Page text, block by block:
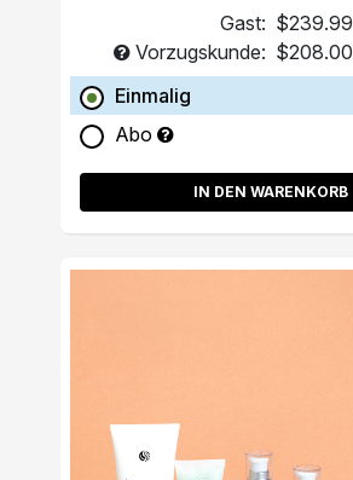
Gast: $239.99
Vorzugskunde: $208.00
Einmalig
Abo
IN DEN WARENKORB